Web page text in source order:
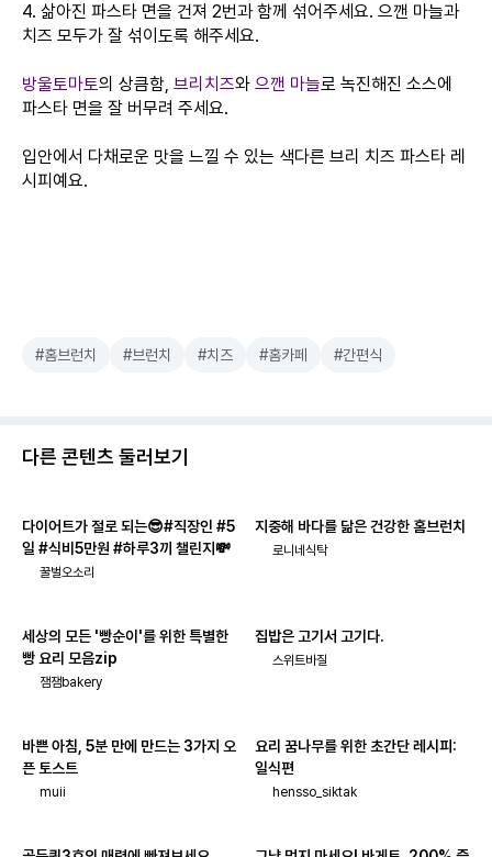
4. 삶아진 파스타 면을 건져 2번과 함께 섞어주세요. 으깬 마늘과
치즈 모두가 잘 섞이도록 해주세요.
방울토마토의 상큼함, 브리치즈와 으깬 마늘로 녹진해진 소스에
파스타 면을 잘 버무려 주세요.
입안에서 다채로운 맛을 느낄 수 있는 색다른 브리 치즈 파스타 레
시피예요.
#홈브런치 #브런치 #치즈 #홈카페 #간편식
다른 콘텐츠 둘러보기
다이어트가 절로 되는😎#직장인 #5
일 #식비5만원 #하루3끼 챌린지💸
꿀벌오소리
지중해 바다를 닮은 건강한 홈브런치
로니네식탁
세상의 모든 '빵순이'를 위한 특별한
빵 요리 모음zip
잼잼bakery
집밥은 고기서 고기다.
스위트바질
바쁜 아침, 5분 만에 만드는 3가지 오
픈 토스트
muii
요리 꿈나무를 위한 초간단 레시피:
일식편
hensso_siktak